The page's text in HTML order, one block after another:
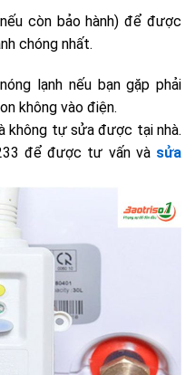
còn bảo hành) để được
chóng nhất.
lạnh nếu bạn gặp phải
không vào điện.
không tự sửa được tại nhà.
để được tư vấn và sửa